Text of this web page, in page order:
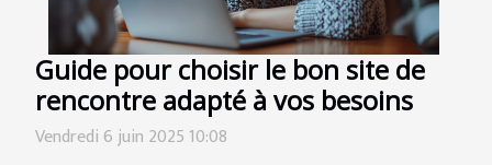
Guide pour choisir le bon site de
rencontre adapté à vos besoins
Vendredi 6 juin 2025 10:08